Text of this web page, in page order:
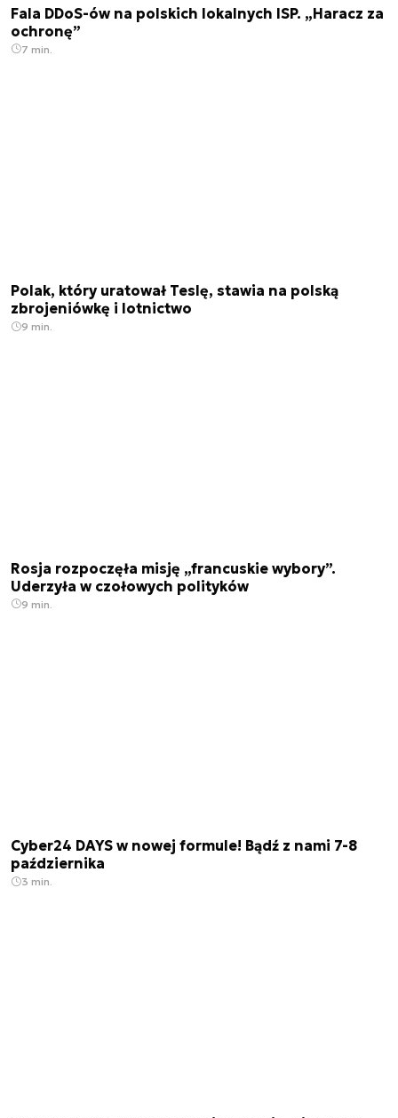
Fala DDoS-ów na polskich lokalnych ISP. „Haracz za
ochronę”
7 min.
Polak, który uratował Teslę, stawia na polską
zbrojeniówkę i lotnictwo
9 min.
Rosja rozpoczęła misję „francuskie wybory”.
Uderzyła w czołowych polityków
9 min.
Cyber24 DAYS w nowej formule! Bądź z nami 7-8
października
3 min.